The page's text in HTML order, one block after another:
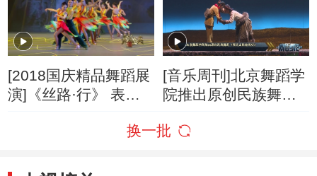
[2018国庆精品舞蹈展
演]《丝路·行》 表
[音乐周刊]北京舞蹈学
院推出原创民族舞剧
换一批